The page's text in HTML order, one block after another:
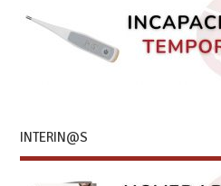
INTERIN@S